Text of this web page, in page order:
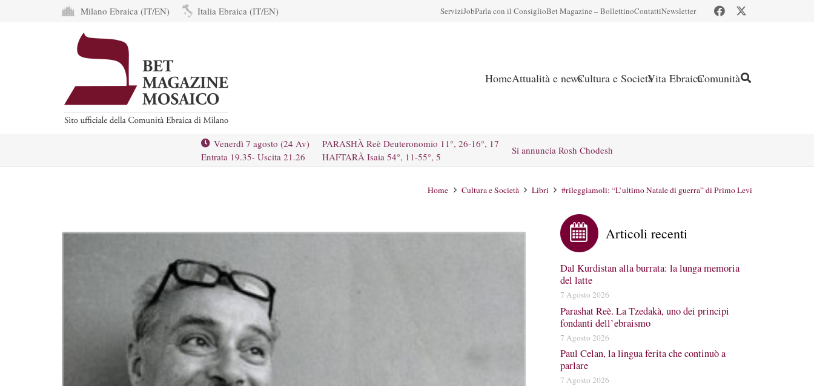
Milano Ebraica (IT/EN) Italia Ebraica (IT/EN) ServiziJobParla con il ConsiglioBet Magazine – BollettinoContattiNewsletter
HomeAttualità e newsCultura e SocietàVita EbraicaComunità
Venerdì 7 agosto (24 Av)
Entrata 19.35- Uscita 21.26
PARASHÀ Reè Deuteronomio 11°, 26-16°, 17
HAFTARÀ Isaia 54°, 11-55°, 5
Si annuncia Rosh Chodesh
Home Cultura e Società Libri #rileggiamoli: “L’ultimo Natale di guerra” di Primo Levi
Articoli recenti
Dal Kurdistan alla burrata: la lunga memoria
del latte
7 Agosto 2026
Parashat Reè. La Tzedakà, uno dei principi
fondanti dell’ebraismo
7 Agosto 2026
Paul Celan, la lingua ferita che continuò a
parlare
7 Agosto 2026